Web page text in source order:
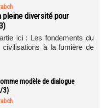
pleine diversité pour
ici : Les fondements du
civilisations à la lumière de
modèle de dialogue
3)